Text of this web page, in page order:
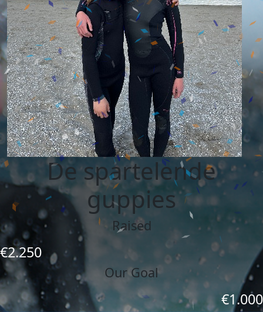
De spartelende
guppies
Raised
€2.250
Our Goal
€1.000